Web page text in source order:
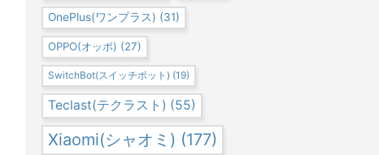
OnePlus(ワンプラス) (31)
OPPO(オッポ) (27)
SwitchBot(スイッチボット) (19)
Teclast(テクラスト) (55)
Xiaomi(シャオミ) (177)